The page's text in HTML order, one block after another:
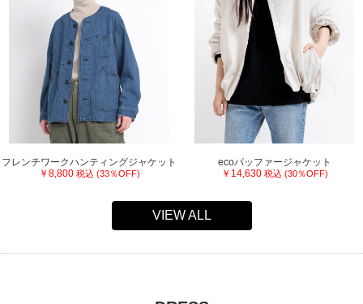
フレンチワークハンティングジャケット
￥8,800 税込 (33％OFF)
ecoパッファージャケット
￥14,630 税込 (30％OFF)
VIEW ALL